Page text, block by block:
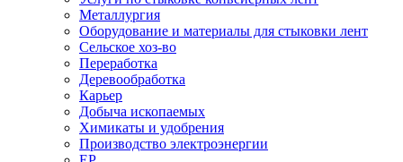
Металлургия
Оборудование и материалы для стыковки лент
Сельское хоз-во
Переработка
Деревообработка
Карьер
Добыча ископаемых
Химикаты и удобрения
Производство электроэнергии